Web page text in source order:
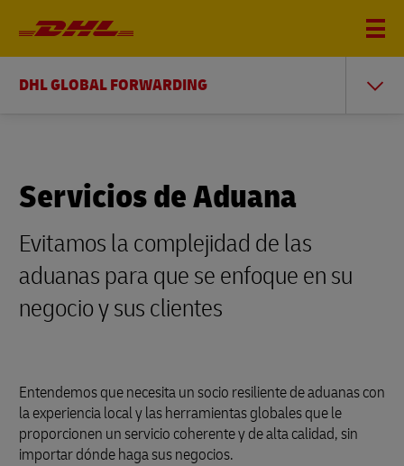
DHL GLOBAL FORWARDING
Servicios de Aduana
Evitamos la complejidad de las
aduanas para que se enfoque en su
negocio y sus clientes
Entendemos que necesita un socio resiliente de aduanas con
la experiencia local y las herramientas globales que le
proporcionen un servicio coherente y de alta calidad, sin
importar dónde haga sus negocios.